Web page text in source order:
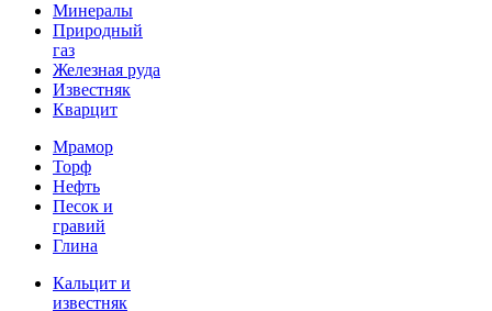
Минералы
Природный
газ
Железная руда
Известняк
Кварцит
Мрамор
Торф
Нефть
Песок и
гравий
Глина
Кальцит и
известняк